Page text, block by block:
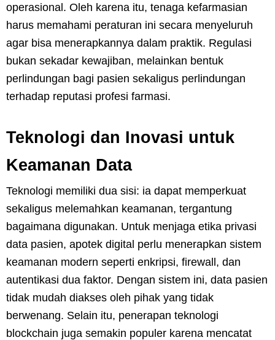
operasional. Oleh karena itu, tenaga kefarmasian
harus memahami peraturan ini secara menyeluruh
agar bisa menerapkannya dalam praktik. Regulasi
bukan sekadar kewajiban, melainkan bentuk
perlindungan bagi pasien sekaligus perlindungan
terhadap reputasi profesi farmasi.
Teknologi dan Inovasi untuk
Keamanan Data
Teknologi memiliki dua sisi: ia dapat memperkuat
sekaligus melemahkan keamanan, tergantung
bagaimana digunakan. Untuk menjaga etika privasi
data pasien, apotek digital perlu menerapkan sistem
keamanan modern seperti enkripsi, firewall, dan
autentikasi dua faktor. Dengan sistem ini, data pasien
tidak mudah diakses oleh pihak yang tidak
berwenang. Selain itu, penerapan teknologi
blockchain juga semakin populer karena mencatat